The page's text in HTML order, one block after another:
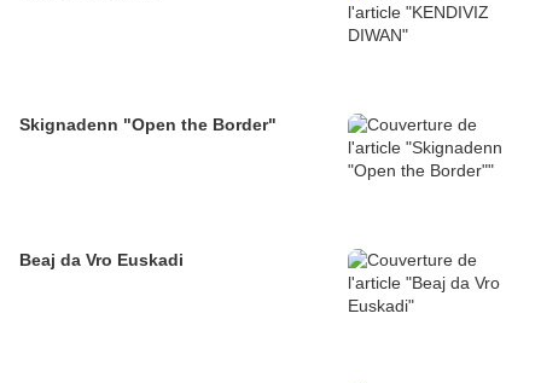
Skignadenn "Open the Border"
Beaj da Vro Euskadi